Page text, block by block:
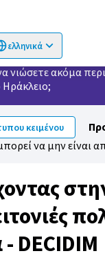
ελληνικάlanguage Επιλογή
νιώσετε ακόμα
κειμένου
να μην είναι
DECIDIM